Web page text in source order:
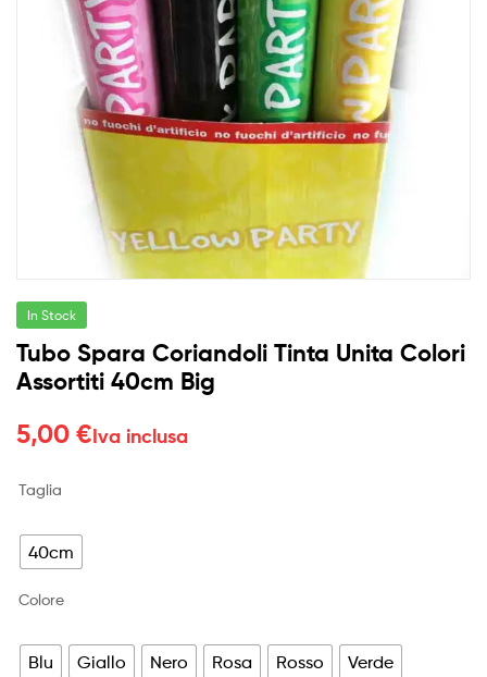
In Stock
Tubo Spara Coriandoli Tinta Unita Colori
Assortiti 40cm Big
5,00 €Iva inclusa
Taglia
40cm
Colore
Blu Giallo Nero Rosa Rosso Verde